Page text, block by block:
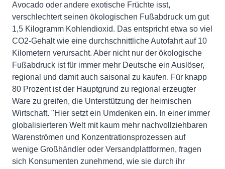
Avocado oder andere exotische Früchte isst,
verschlechtert seinen ökologischen Fußabdruck um gut
1,5 Kilogramm Kohlendioxid. Das entspricht etwa so viel
CO2-Gehalt wie eine durchschnittliche Autofahrt auf 10
Kilometern verursacht. Aber nicht nur der ökologische
Fußabdruck ist für immer mehr Deutsche ein Auslöser,
regional und damit auch saisonal zu kaufen. Für knapp
80 Prozent ist der Hauptgrund zu regional erzeugter
Ware zu greifen, die Unterstützung der heimischen
Wirtschaft. "Hier setzt ein Umdenken ein. In einer immer
globalisierteren Welt mit kaum mehr nachvollziehbaren
Warenströmen und Konzentrationsprozessen auf
wenige Großhändler oder Versandplattformen, fragen
sich Konsumenten zunehmend, wie sie durch ihr